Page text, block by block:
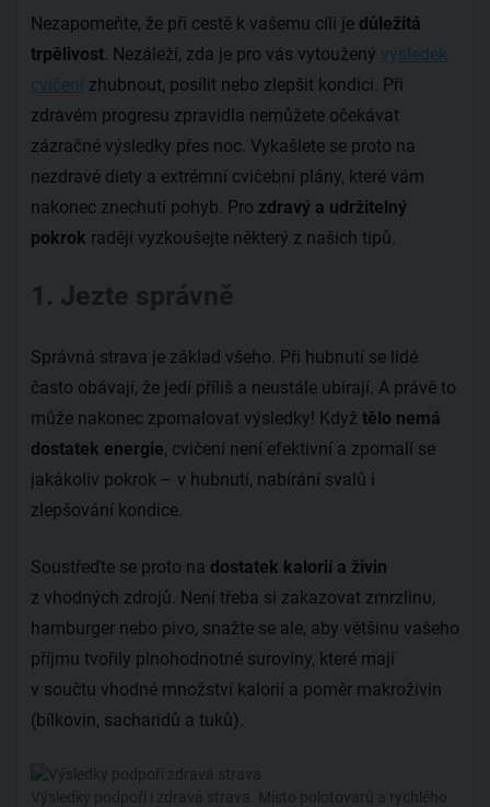
Nezapomeňte, že při cestě k vašemu cíli je důležitá
trpělivost. Nezáleží, zda je pro vás vytoužený výsledek
cvičení zhubnout, posílit nebo zlepšit kondici. Při
zdravém progresu zpravidla nemůžete očekávat
zázračné výsledky přes noc. Vykašlete se proto na
nezdravé diety a extrémní cvičební plány, které vám
nakonec znechutí pohyb. Pro zdravý a udržitelný
pokrok raději vyzkoušejte některý z našich tipů.
1. Jezte správně
Správná strava je základ všeho. Při hubnutí se lidé
často obávají, že jedí příliš a neustále ubírají. A právě to
může nakonec zpomalovat výsledky! Když tělo nemá
dostatek energie, cvičení není efektivní a zpomalí se
jakákoliv pokrok – v hubnutí, nabírání svalů i
zlepšování kondice.
Soustřeďte se proto na dostatek kalorií a živin
z vhodných zdrojů. Není třeba si zakazovat zmrzlinu,
hamburger nebo pivo, snažte se ale, aby většinu vašeho
příjmu tvořily plnohodnotné suroviny, které mají
v součtu vhodné množství kalorií a poměr makroživin
(bílkovin, sacharidů a tuků).
Výsledky podpoří i zdravá strava. Místo polotovarů a rychlého